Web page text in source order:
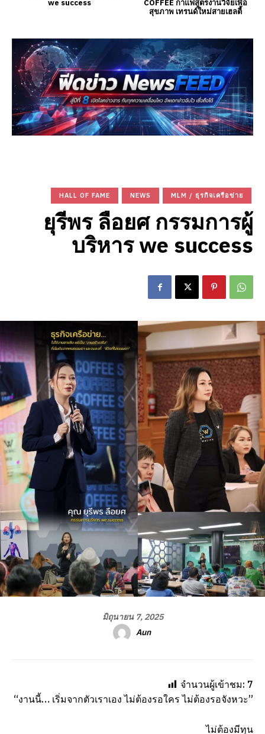
we success COFFEE กาแฟสูตรงานวิจัยเพื่อ
สุขภาพ เทรนด์ใหม่สายเฮลตี้